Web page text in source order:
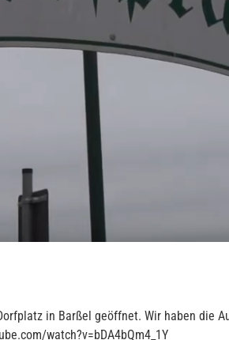
in Barßel geöffnet. Wir haben die
watch?v=bDA4bQm4_1Y